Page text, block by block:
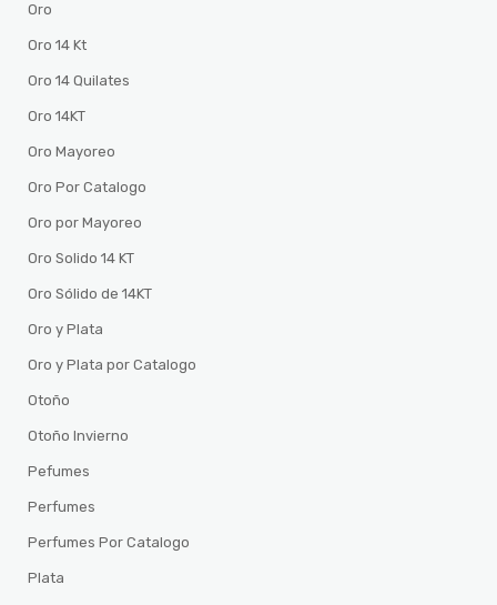
Oro
Oro 14 Kt
Oro 14 Quilates
Oro 14KT
Oro Mayoreo
Oro Por Catalogo
Oro por Mayoreo
Oro Solido 14 KT
Oro Sólido de 14KT
Oro y Plata
Oro y Plata por Catalogo
Otoño
Otoño Invierno
Pefumes
Perfumes
Perfumes Por Catalogo
Plata